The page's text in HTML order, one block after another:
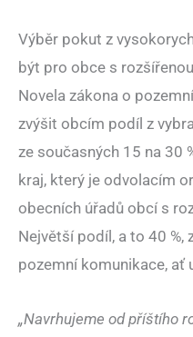
Výběr pokut z
být pro obce s
Novela zákona o
zvýšit obcím podíl z
ze současných 15 na 30
kraj, který je odvolacím
obecních úřadů obcí s
Největší podíl, a to 40
pozemní komunikace, ať
„Navrhujeme od příštího